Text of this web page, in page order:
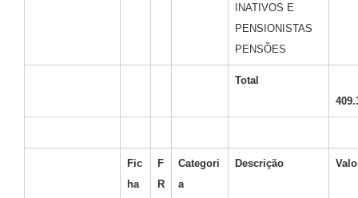
INATIVOS E
PENSIONISTAS
PENSÕES
Total
Fic
ha
F
R
Categori
a
Descrição